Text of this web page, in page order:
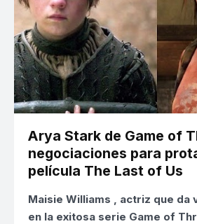
Arya Stark de Game of
negociaciones para
película The Last of Us
Maisie Williams , actriz que da
en la exitosa serie Game of